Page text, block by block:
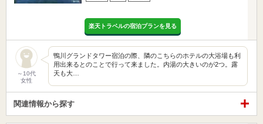
楽天トラベルの宿泊プランを見る
～10代
女性
鴨川グランドタワー宿泊の際、隣のこちらのホテルの大浴場も利
用出来るとのことで行って来ました。内湯の大きいのが2つ。露
天も大…
関連情報から探す